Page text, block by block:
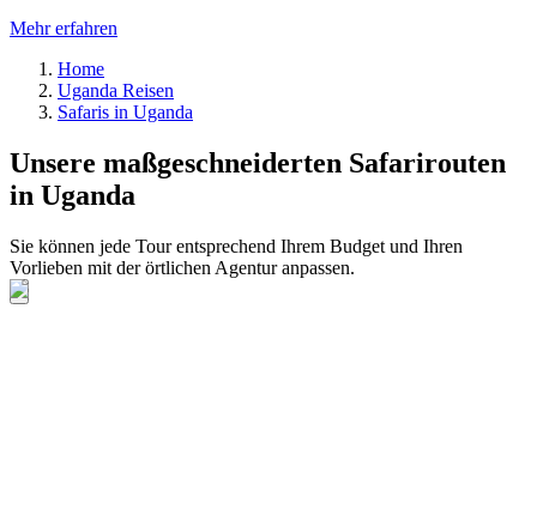
Mehr erfahren
Home
Uganda Reisen
Safaris in Uganda
Unsere maßgeschneiderten Safarirouten
in Uganda
Sie können jede Tour entsprechend Ihrem Budget und Ihren
Vorlieben mit der örtlichen Agentur anpassen.